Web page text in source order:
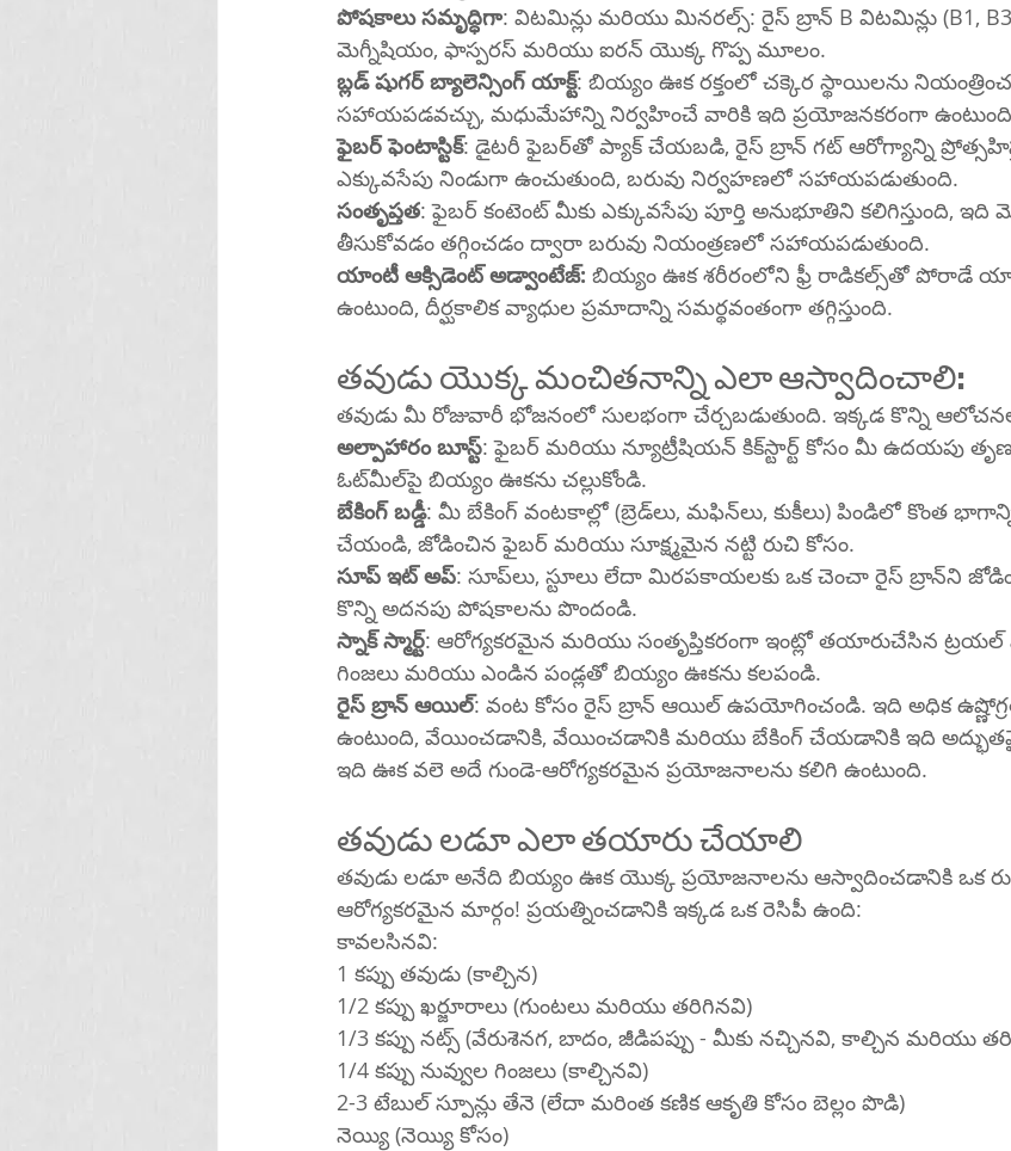
పోషకాలు సమృద్ధిగా: విటమిన్లు మరియు మినరల్స్: రైస్ బ్రాన్ B విటమిన్లు (B1,
మెగ్నీషియం, ఫాస్పరస్ మరియు ఐరన్ యొక్క గొప్ప మూలం.
బ్లడ్ షుగర్ బ్యాలెన్సింగ్ యాక్ట్: బియ్యం ఊక రక్తంలో చక్కెర స్థాయిలను
సహాయపడవచ్చు, మధుమేహాన్ని నిర్వహించే వారికి ఇది ప్రయోజనకరంగా
ఫైబర్ ఫెంటాస్టిక్: డైటరీ ఫైబర్‌తో ప్యాక్ చేయబడి, రైస్ బ్రాన్ గట్ ఆరోగ్యాన్ని ప్రోత్సహిస్తుంది మరియు మిమ్మల్ని
ఎక్కువసేపు నిండుగా ఉంచుతుంది, బరువు నిర్వహణలో సహాయపడుతుంది.
సంతృప్తత: ఫైబర్ కంటెంట్ మీకు ఎక్కువసేపు పూర్తి అనుభూతిని కలిగిస్తుంది, ఇది
తీసుకోవడం తగ్గించడం ద్వారా బరువు నియంత్రణలో సహాయపడుతుంది.
యాంటీ ఆక్సిడెంట్ అడ్వాంటేజ్: బియ్యం ఊక శరీరంలోని ఫ్రీ రాడికల్స్‌తో పోరాడే యాంటీఆక్సిడెంట్లను కలిగి
ఉంటుంది, దీర్ఘకాలిక వ్యాధుల ప్రమాదాన్ని సమర్థవంతంగా తగ్గిస్తుంది.
తవుడు యొక్క మంచితనాన్ని ఎలా ఆస్వాదించాలి:
తవుడు మీ రోజువారీ భోజనంలో సులభంగా చేర్చబడుతుంది. ఇక్కడ కొన్ని
అల్పాహారం బూస్ట్: ఫైబర్ మరియు న్యూట్రీషియన్ కిక్‌స్టార్ట్ కోసం మీ ఉదయపు తృణధాన్యాలు, పెరుగు లేదా
ఓట్‌మీల్‌పై బియ్యం ఊకను చల్లుకోండి.
బేకింగ్ బడ్డీ: మీ బేకింగ్ వంటకాల్లో (బ్రెడ్‌లు, మఫిన్‌లు, కుకీలు) పిండిలో కొంత భాగాన్ని రైస్ బ్రాన్‌తో భర్తీ
చేయండి, జోడించిన ఫైబర్ మరియు సూక్ష్మమైన నట్టి రుచి కోసం.
సూప్ ఇట్ అప్: సూప్‌లు, స్టూలు లేదా మిరపకాయలకు ఒక చెంచా రైస్ బ్రాన్‌ని జోడించి వాటిని చిక్కగా చేసి,
కొన్ని అదనపు పోషకాలను పొందండి.
స్నాక్ స్మార్ట్: ఆరోగ్యకరమైన మరియు సంతృప్తికరంగా ఇంట్లో తయారుచేసిన ట్రయల్
గింజలు మరియు ఎండిన పండ్లతో బియ్యం ఊకను కలపండి.
రైస్ బ్రాన్ ఆయిల్: వంట కోసం రైస్ బ్రాన్ ఆయిల్ ఉపయోగించండి. ఇది అధిక
ఉంటుంది, వేయించడానికి, వేయించడానికి మరియు బేకింగ్ చేయడానికి ఇది
ఇది ఊక వలె అదే గుండె-ఆరోగ్యకరమైన ప్రయోజనాలను కలిగి ఉంటుంది.
తవుడు లడూ ఎలా తయారు చేయాలి
తవుడు లడూ అనేది బియ్యం ఊక యొక్క ప్రయోజనాలను ఆస్వాదించడానికి ఒక
ఆరోగ్యకరమైన మార్గం! ప్రయత్నించడానికి ఇక్కడ ఒక రెసిపీ ఉంది:
కావలసినవి:
1 కప్పు తవుడు (కాల్చిన)
1/2 కప్పు ఖర్జూరాలు (గుంటలు మరియు తరిగినవి)
1/3 కప్పు నట్స్ (వేరుశెనగ, బాదం, జీడిపప్పు - మీకు నచ్చినవి, కాల్చిన మరియు
1/4 కప్పు నువ్వుల గింజలు (కాల్చినవి)
2-3 టేబుల్ స్పూన్లు తేనె (లేదా మరింత కణిక ఆకృతి కోసం బెల్లం పొడి)
నెయ్యి (నెయ్యి కోసం)